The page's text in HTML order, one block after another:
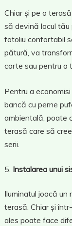
Chiar și pe o
să devină locul
fotoliu confortabil
pătură, va
carte sau pentru a
Pentru a
bancă cu perne
ambientală, poate
terasă care să
serii.
Instalarea unui
Iluminatul joacă
terasă. Chiar și
ales poate face